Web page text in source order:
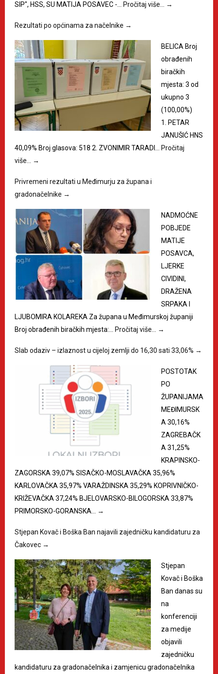
SIP", HSS, SU MATIJA POSAVEC -…
Pročitaj više… →
Rezultati po općinama za načelnike →
BELICA Broj
obrađenih
biračkih
mjesta: 3 od
ukupno 3
(100,00%)
1. PETAR
JANUŠIĆ HNS
40,09% Broj glasova: 518 2. ZVONIMIR TARADI…
Pročitaj
više…
→
Privremeni rezultati u Međimurju za župana i
gradonačelnike →
NADMOĆNE
POBJEDE
MATIJE
POSAVCA,
LJERKE
CIVIDINI,
DRAŽENA
SRPAKA I
LJUBOMIRA KOLAREKA Za župana u Međimurskoj županiji
Broj obrađenih biračkih mjesta:…
Pročitaj više… →
Slab odaziv – izlaznost u cijeloj zemlji do 16,30 sati 33,06% →
POSTOTAK
PO
ŽUPANIJAMA
MEĐIMURSK
A 30,16%
ZAGREBAČK
A 31,25%
KRAPINSKO-
ZAGORSKA 39,07% SISAČKO-MOSLAVAČKA 35,96%
KARLOVAČKA 35,97% VARAŽDINSKA 35,29% KOPRIVNIČKO-
KRIŽEVAČKA 37,24% BJELOVARSKO-BILOGORSKA 33,87%
PRIMORSKO-GORANSKA…
→
Stjepan Kovač i Boška Ban najavili zajedničku kandidaturu za
Čakovec →
Stjepan
Kovač i Boška
Ban danas su
na
konferenciji
za medije
objavili
zajedničku
kandidaturu za gradonačelnika i zamjenicu gradonačelnika